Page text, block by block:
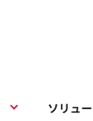
ソリュ